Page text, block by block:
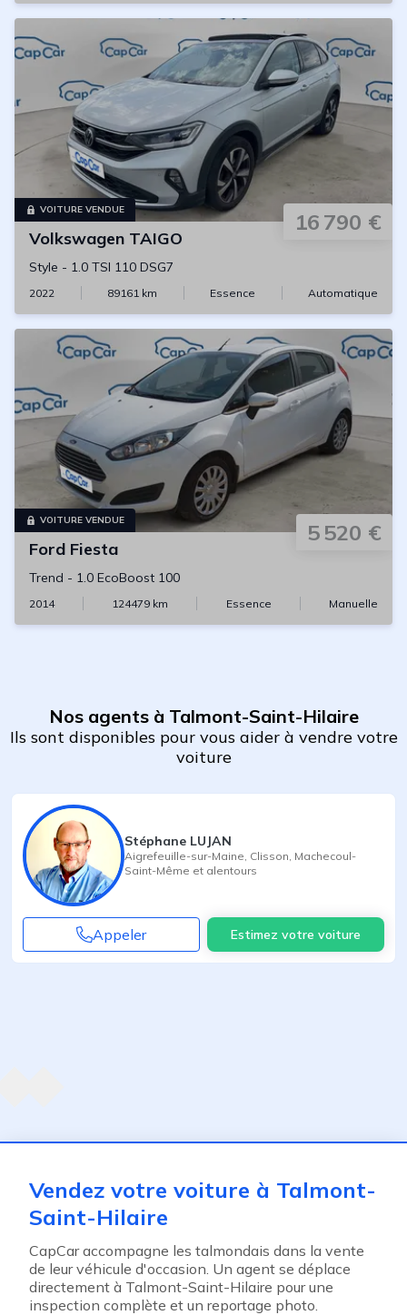
VOITURE VENDUE 16 790 €
Volkswagen TAIGO
Style - 1.0 TSI 110 DSG7
2022 89161 km Essence Automatique
VOITURE VENDUE 5 520 €
Ford Fiesta
Trend - 1.0 EcoBoost 100
2014 124479 km Essence Manuelle
Nos agents à Talmont-Saint-Hilaire
Ils sont disponibles pour vous aider à vendre votre
voiture
Stéphane LUJAN
Aigrefeuille-sur-Maine Clisson Machecoul-
Saint-Même et alentours
Appeler Estimez votre voiture
Vendez votre voiture à Talmont-
Saint-Hilaire
CapCar accompagne les talmondais dans la vente
de leur véhicule d'occasion. Un agent se déplace
directement à Talmont-Saint-Hilaire pour une
inspection complète et un reportage photo.